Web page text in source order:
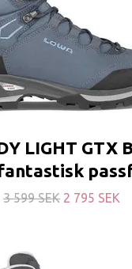
LIGHT GTX
3 599 SEK 2 795 SEK